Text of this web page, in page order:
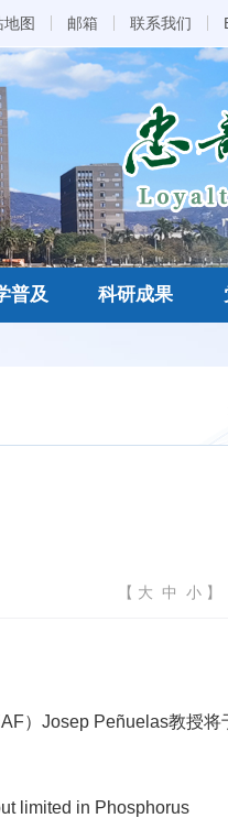
地图 邮箱 联系我们
普及 科研成果
【 大 中 小 】
）Josep Peñuelas教授将
limited in Phosphorus